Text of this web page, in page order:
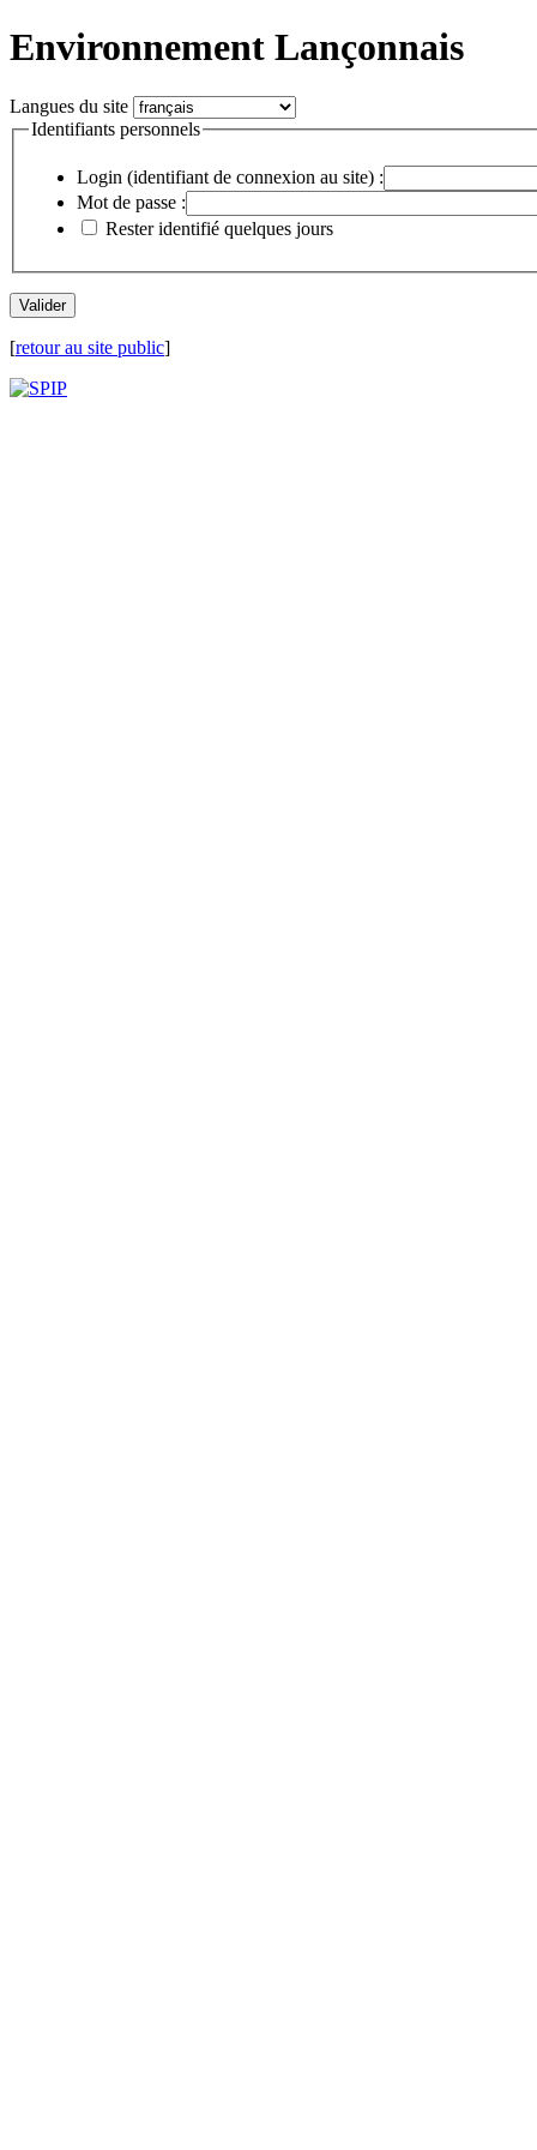
Environnement Lançonnais
Langues du site
Identifiants personnels
Login (identifiant de connexion au site) :
Mot de passe :
Rester identifié quelques jours
[retour au site public]